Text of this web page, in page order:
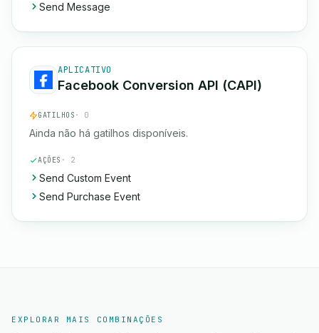
Send Message
APLICATIVO
Facebook Conversion API (CAPI)
GATILHOS · 0
Ainda não há gatilhos disponíveis.
AÇÕES · 2
Send Custom Event
Send Purchase Event
EXPLORAR MAIS COMBINAÇÕES